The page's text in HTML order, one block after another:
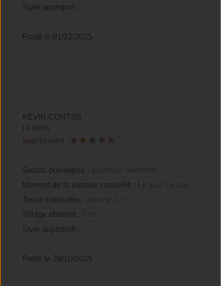
Style approprié :
Posté le 01/12/2025
KEVIN.CONTI26
( 8 AVIS)
Impression :
Saison privilégiée : automne, automne
Moment de la journée conseillé :
Le jour, Le jour
Tenue constatée : plus de 12 h
Sillage observé : Fort
Style approprié :
Posté le 28/10/2025